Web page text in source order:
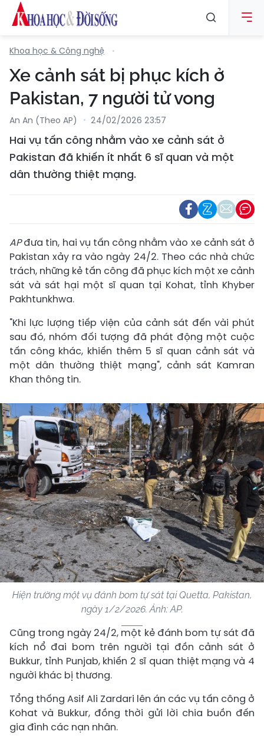
Khoa học & Công nghệ
Xe cảnh sát bị phục kích ở
Pakistan, 7 người tử vong
An An (Theo AP) 24/02/2026 23:57
Hai vụ tấn công nhằm vào xe cảnh sát ở
Pakistan đã khiến ít nhất 6 sĩ quan và một
dân thường thiệt mạng.
APđưa tin, hai vụ tấn công nhằm vào xe cảnh sát ở
Pakistan xảy ra vào ngày 24/2. Theo các nhà chức
trách, những kẻ tấn công đã phục kích một xe cảnh
sát và sát hại một sĩ quan tại Kohat, tỉnh Khyber
Pakhtunkhwa.
"Khi lực lượng tiếp viện của cảnh sát đến vài phút
sau đó, nhóm đối tượng đã phát động một cuộc
tấn công khác, khiến thêm 5 sĩ quan cảnh sát và
một dân thường thiệt mạng", cảnh sát Kamran
Khan thông tin.
Hiện trường một vụ đánh bom tự sát tại Quetta, Pakistan,
ngày 1/2/2026. Ảnh: AP.
Cũng trong ngày 24/2, một kẻ đánh bom tự sát đã
kích nổ đai bom trên người tại đồn cảnh sát ở
Bukkur, tỉnh Punjab, khiến 2 sĩ quan thiệt mạng và 4
người khác bị thương.
Tổng thống Asif Ali Zardari lên án các vụ tấn công ở
Kohat và Bukkur, đồng thời gửi lời chia buồn đến
gia đình các nạn nhân.